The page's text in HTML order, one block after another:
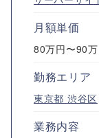
月額単価
80万円〜90
勤務エリア
東京都 渋谷区
業務内容